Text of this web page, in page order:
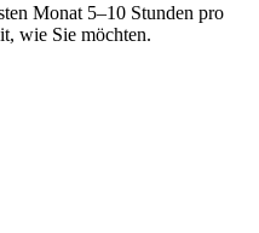
Monat 5–10 Stunden pro
wie Sie möchten.